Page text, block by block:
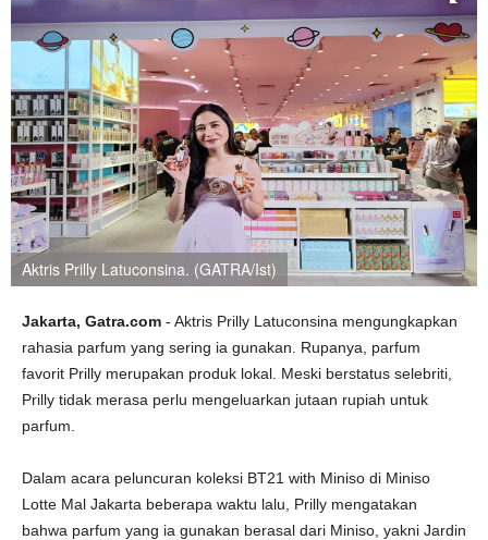
Aktris Prilly Latuconsina. (GATRA/Ist)
Jakarta, Gatra.com - Aktris Prilly Latuconsina mengungkapkan
rahasia parfum yang sering ia gunakan. Rupanya, parfum
favorit Prilly merupakan produk lokal. Meski berstatus selebriti,
Prilly tidak merasa perlu mengeluarkan jutaan rupiah untuk
parfum.
Dalam acara peluncuran koleksi BT21 with Miniso di Miniso
Lotte Mal Jakarta beberapa waktu lalu, Prilly mengatakan
bahwa parfum yang ia gunakan berasal dari Miniso, yakni Jardin